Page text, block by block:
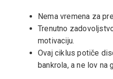
Nema vremena za
Trenutno
motivaciju.
Ovaj ciklus potiče
bankrola, a ne lov na